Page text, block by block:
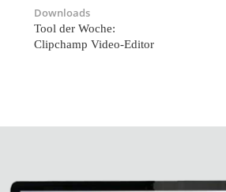
Downloads
Tool der Woche:
Clipchamp Video-Editor